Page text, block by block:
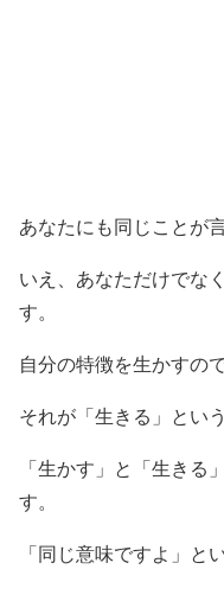
あなたにも同じことが
いえ、あなただけでな
す。
自分の特徴を生かすので
それが「生きる」とい
「生かす」と「生きる
す。
「同じ意味ですよ」と